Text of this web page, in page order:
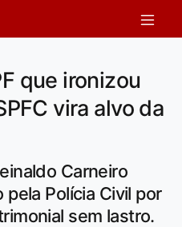
que ironizou
vira alvo da
Carneiro
Polícia Civil por
sem lastro.